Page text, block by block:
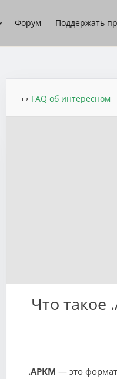
Форум Поддержать
↦ FAQ об интересном
Что такое
.APKM — это